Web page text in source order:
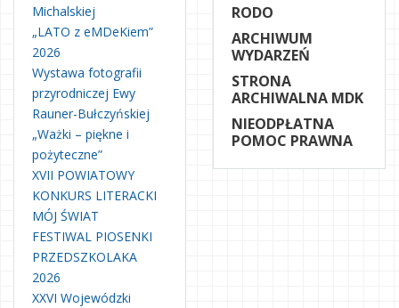
Michalskiej
„LATO z eMDeKiem”
2026
Wystawa fotografii
przyrodniczej Ewy
Rauner-Bułczyńskiej
„Ważki – piękne i
pożyteczne”
XVII POWIATOWY
KONKURS LITERACKI
MÓJ ŚWIAT
FESTIWAL PIOSENKI
PRZEDSZKOLAKA
2026
XXVI Wojewódzki
RODO
ARCHIWUM
WYDARZEŃ
STRONA
ARCHIWALNA MDK
NIEODPŁATNA
POMOC PRAWNA